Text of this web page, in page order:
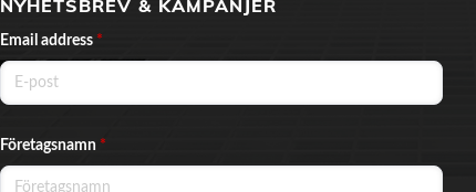
NYHETSBREV & KAMPANJER
Email address *
Företagsnamn *